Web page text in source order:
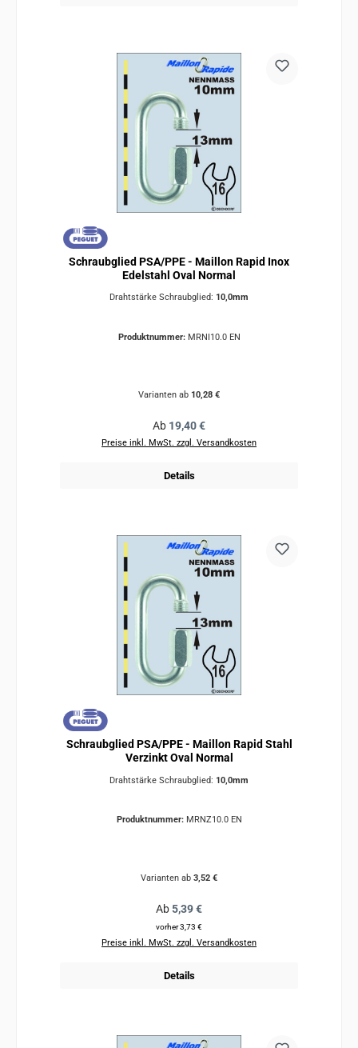
Schraubglied PSA/PPE - Maillon Rapid Inox
Edelstahl Oval Normal
Drahtstärke Schraubglied: 10,0mm
Produktnummer: MRNI10.0 EN
Varianten ab 10,28 €
Regulärer Preis:
Ab 19,40 €
Preise inkl. MwSt. zzgl. Versandkosten
Details
Schraubglied PSA/PPE - Maillon Rapid Stahl
Verzinkt Oval Normal
Drahtstärke Schraubglied: 10,0mm
Produktnummer: MRNZ10.0 EN
Varianten ab 3,52 €
Regulärer Preis:
Ab5,39 €
vorher 3,73 €
Preise inkl. MwSt. zzgl. Versandkosten
Details